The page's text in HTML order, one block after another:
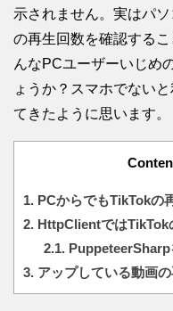
示されません。実はパ
の再生回数を確認する
んなPCユーザーいじめ
ょうか？スマホでない
てきたように思います。
1. PCからでもTikTokの
2. HttpClientではTikTok
2.1.PuppeteerSharp
3. アップしている動画